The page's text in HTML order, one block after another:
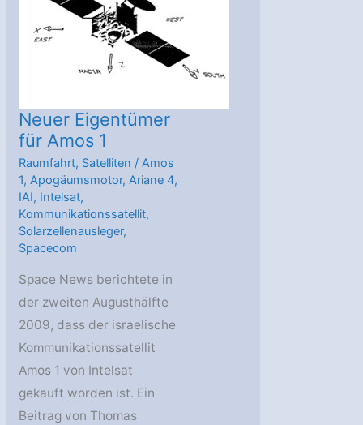
Spacecom
Neuer Eigentümer
für Amos 1
Raumfahrt, Satelliten / Amos
1, Apogäumsmotor, Ariane 4,
IAI, Intelsat,
Kommunikationssatellit,
Solarzellenausleger,
Spacecom
Space News berichtete in
der zweiten Augusthälfte
2009, dass der israelische
Kommunikationssatellit
Amos 1 von Intelsat
gekauft worden ist. Ein
Beitrag von Thomas